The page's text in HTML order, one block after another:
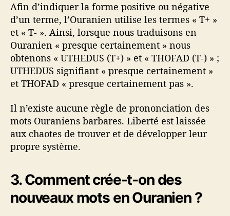
Afin d’indiquer la forme positive ou négative
d’un terme, l’Ouranien utilise les termes « T+ »
et « T- ». Ainsi, lorsque nous traduisons en
Ouranien « presque certainement » nous
obtenons « UTHEDUS (T+) » et « THOFAD (T-) » ;
UTHEDUS signifiant « presque certainement »
et THOFAD « presque certainement pas ».
Il n’existe aucune règle de prononciation des
mots Ouraniens barbares. Liberté est laissée
aux chaotes de trouver et de développer leur
propre système.
3. Comment crée-t-on des
nouveaux mots en Ouranien ?